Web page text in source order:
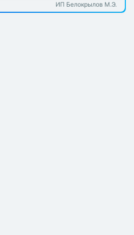
ИП Белокрылов М.Э.